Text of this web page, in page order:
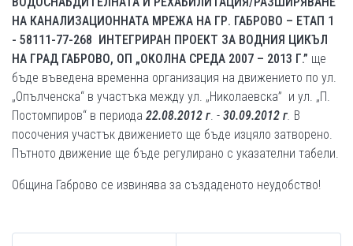
НА КАНАЛИЗАЦИОННАТА МРЕЖА НА ГР. ГАБРОВО – ЕТАП 1
- 58111-77-268 ИНТЕГРИРАН ПРОЕКТ ЗА ВОДНИЯ ЦИКЪЛ
НА ГРАД ГАБРОВО, ОП „ОКОЛНА СРЕДА 2007 – 2013 Г.” ще
бъде въведена временна организация на движението по ул.
„Опълченска“ в участъка между ул. „Николаевска” и ул. „П.
Постомпиров“ в периода 22.08.2012 г. - 30.09.2012 г. В
посочения участък движението ще бъде изцяло затворено.
Пътното движение ще бъде регулирано с указателни табели.
Община Габрово се извинява за създаденото неудобство!